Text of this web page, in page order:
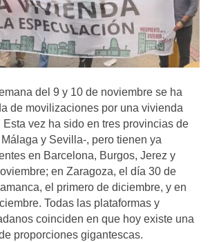
del 9 y 10 de noviembre se ha
de movilizaciones por una vivienda
vez ha sido en tres provincias de
y Sevilla-, pero tienen ya
en Barcelona, Burgos, Jerez y
en Zaragoza, el día 30 de
el primero de diciembre, y en
Todas las plataformas y
coinciden en que hoy existe una
proporciones gigantescas.